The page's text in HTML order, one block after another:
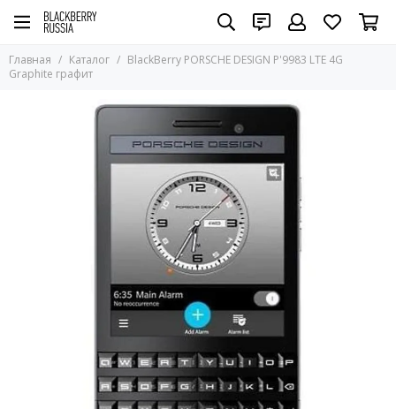
Главная Каталог
BlackBerry PORSCHE DESIGN P'9983 LTE 4G
Graphite графит